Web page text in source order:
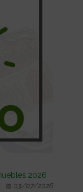
2026
03/07/2026